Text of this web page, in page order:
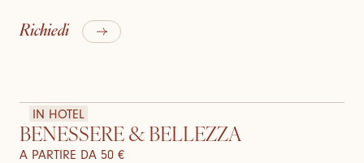
Richiedi
IN HOTEL
BENESSERE & BELLEZZA
A PARTIRE DA 50 €